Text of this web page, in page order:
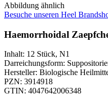
Abbildung ähnlich
Besuche unseren Heel
Haemorrhoidal
Inhalt: 12 Stück, N1
Darreichungsform:
Hersteller: Biologische
PZN: 3914918
GTIN: 4047642006348